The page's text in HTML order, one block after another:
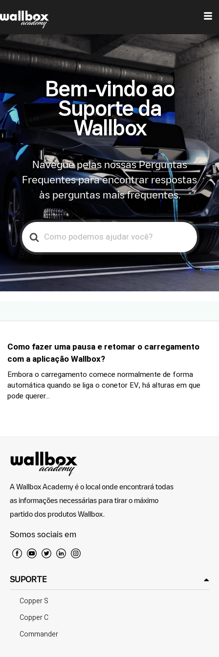
Bem-vindo ao
Suporte da
Wallbox
Navegue pelas nossas Perguntas
Frequentes para encontrar respostas
às perguntas mais frequentes.
Search
For
Como fazer uma pausa e retomar o carregamento
com a aplicação Wallbox?
Embora o carregamento comece normalmente de forma
automática quando se liga o conetor EV, há alturas em que
pode querer...
A Wallbox Academy é o local onde encontrará todas
as informações necessárias para tirar o máximo
partido dos produtos Wallbox.
Somos sociais em
SUPORTE
Copper S
Copper C
Commander